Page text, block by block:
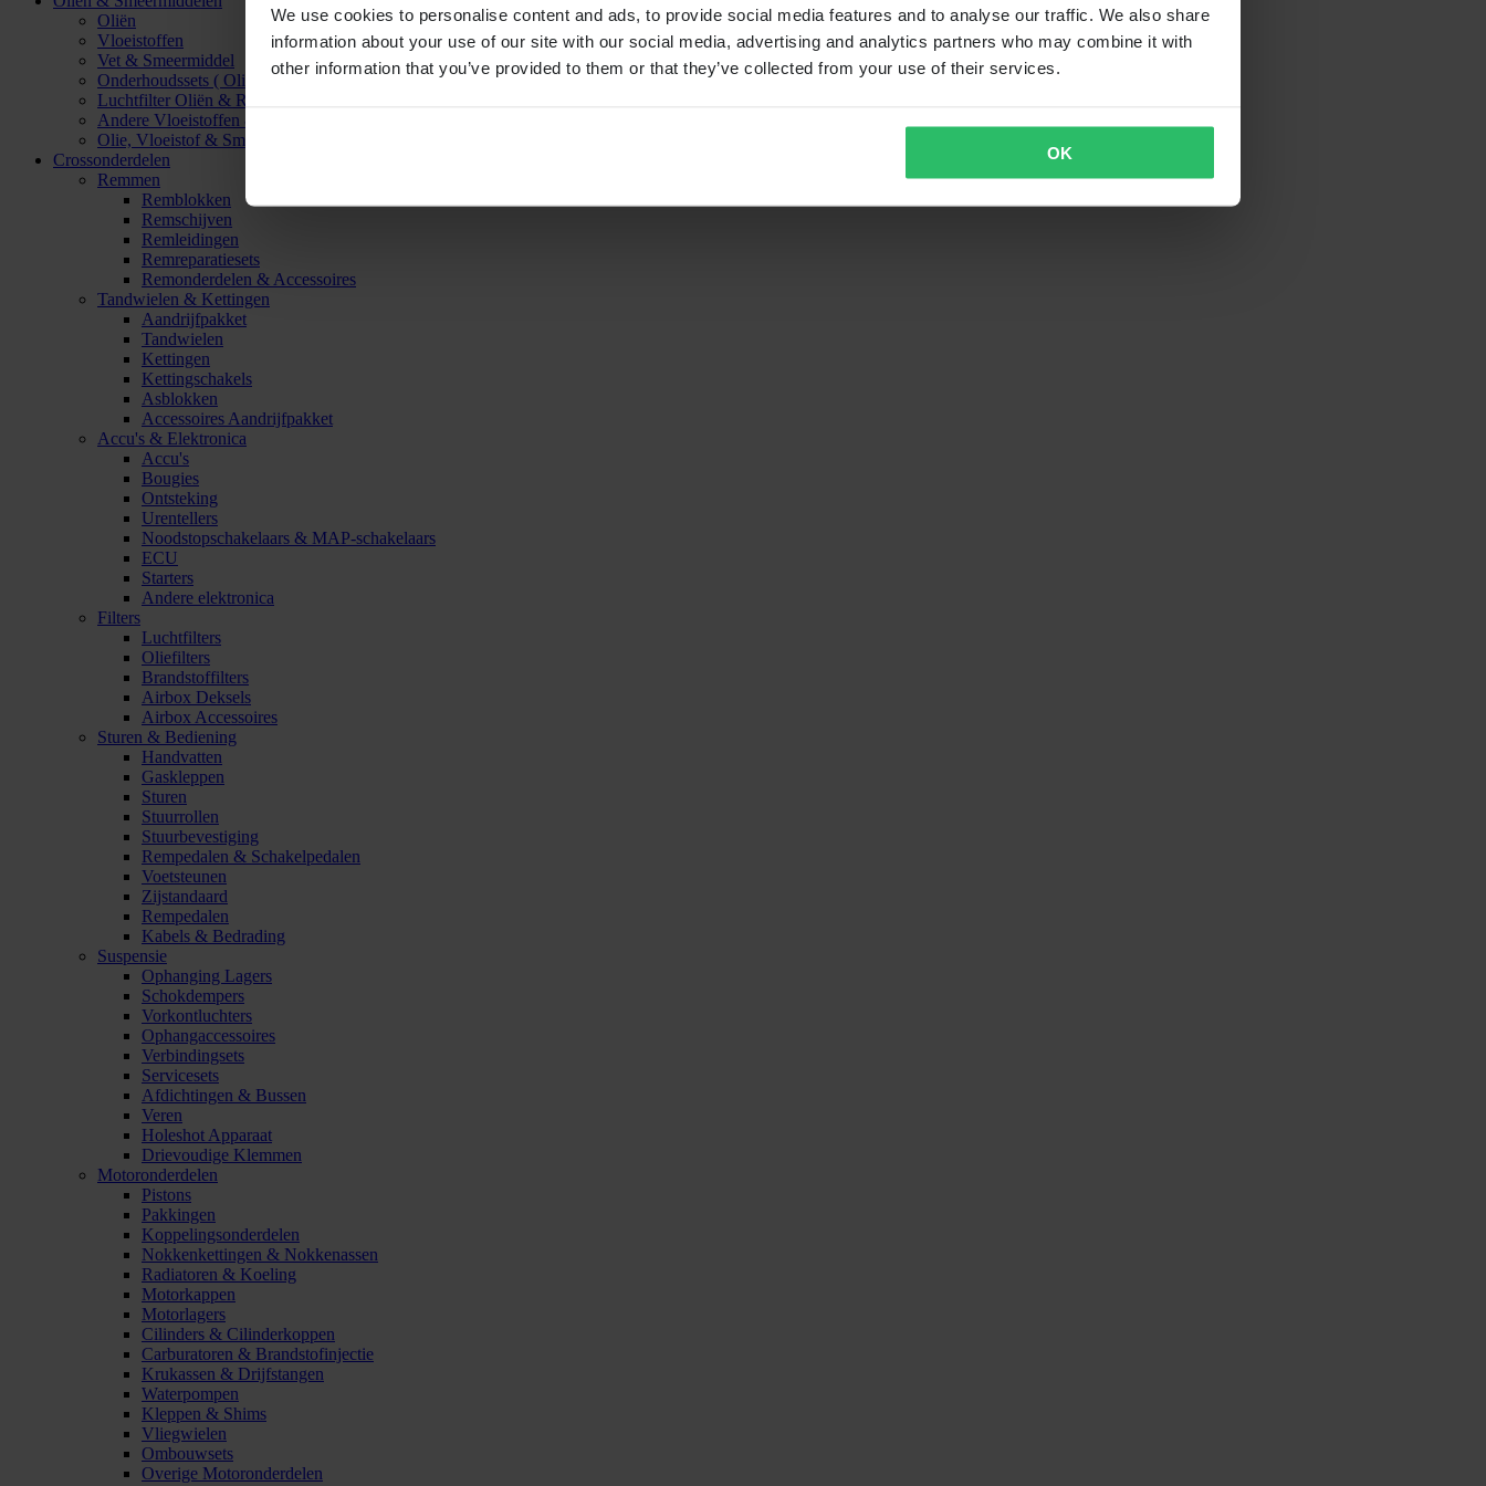
We use cookies to personalise content and ads, to provide social media features and to analyse our traffic. We also share
information about your use of our site with our social media, advertising and analytics partners who may combine it with
other information that you’ve provided to them or that they’ve collected from your use of their services.
OK
Oliën
Vloeistoffen
Vet & Smeermiddel
Onderhoudssets ( Olie & Filter)
Luchtfilter Oliën & Reinigers
Andere Vloeistoffen & Smeermiddelen
Olie, Vloeistof & Smeermiddel Accessoires
Crossonderdelen
Remmen
Remblokken
Remschijven
Remleidingen
Remreparatiesets
Remonderdelen & Accessoires
Tandwielen & Kettingen
Aandrijfpakket
Tandwielen
Kettingen
Kettingschakels
Asblokken
Accessoires Aandrijfpakket
Accu's & Elektronica
Accu's
Bougies
Ontsteking
Urentellers
Noodstopschakelaars & MAP-schakelaars
ECU
Starters
Andere elektronica
Filters
Luchtfilters
Oliefilters
Brandstoffilters
Airbox Deksels
Airbox Accessoires
Sturen & Bediening
Handvatten
Gaskleppen
Sturen
Stuurrollen
Stuurbevestiging
Rempedalen & Schakelpedalen
Voetsteunen
Zijstandaard
Rempedalen
Kabels & Bedrading
Suspensie
Ophanging Lagers
Schokdempers
Vorkontluchters
Ophangaccessoires
Verbindingsets
Servicesets
Afdichtingen & Bussen
Veren
Holeshot Apparaat
Drievoudige Klemmen
Motoronderdelen
Pistons
Pakkingen
Koppelingsonderdelen
Nokkenkettingen & Nokkenassen
Radiatoren & Koeling
Motorkappen
Motorlagers
Cilinders & Cilinderkoppen
Carburatoren & Brandstofinjectie
Krukassen & Drijfstangen
Waterpompen
Kleppen & Shims
Vliegwielen
Ombouwsets
Overige Motoronderdelen